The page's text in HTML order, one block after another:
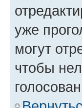
уже
могут
чтобы